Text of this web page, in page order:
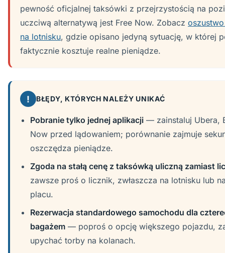
pewność oficjalnej taksówki z przejrzystością na
uczciwą alternatywą jest Free Now. Zobacz
na lotnisku, gdzie opisano jedyną sytuację, w której
faktycznie kosztuje realne pieniądze.
! BŁĘDY, KTÓRYCH NALEŻY UNIKAĆ
Pobranie tylko jednej aplikacji — zainstaluj Ubera,
Now przed lądowaniem; porównanie zajmuje
oszczędza pieniądze.
Zgoda na stałą cenę z taksówką uliczną zamiast
zawsze proś o licznik, zwłaszcza na lotnisku lub
placu.
Rezerwacja standardowego samochodu dla
bagażem — poproś o opcję większego pojazdu,
upychać torby na kolanach.